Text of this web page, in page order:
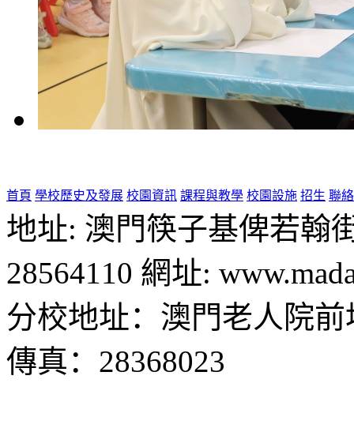
首頁 學校歷史及發展 校園資訊 課程與教學 校園設施 招生 聯
地址: 澳門筷子基俾若翰
28564110 網址:
分校地址：澳門老人院
傳真：28368023